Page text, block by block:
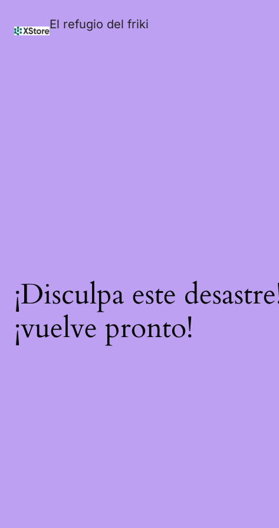
El refugio del friki
¡Disculpa este
¡vuelve pronto!